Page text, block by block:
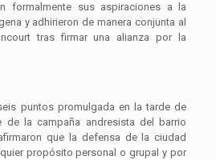
formalmente sus aspiraciones a la
y adhirieron de manera conjunta al
tras firmar una alianza por la
puntos promulgada en la tarde de
de la campaña andresista del barrio
que la defensa de la ciudad
propósito personal o grupal y por